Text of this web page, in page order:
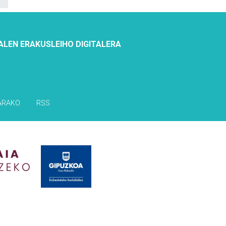
ERAKUSLEIHO DIGITALERA
RSS